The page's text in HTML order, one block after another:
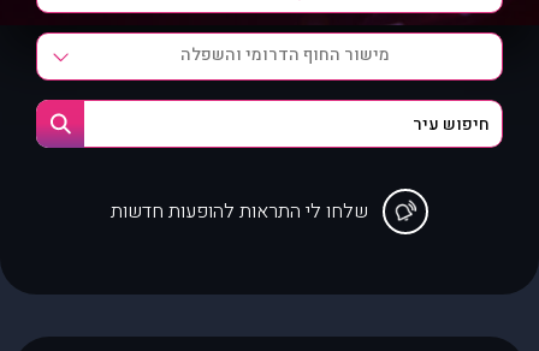
מישור החוף הדרומי והשפלה
שלחו לי התראות להופעות חדשות